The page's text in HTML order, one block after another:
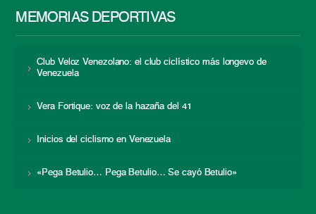
MEMORIAS DEPORTIVAS
Club Veloz Venezolano: el club ciclístico más longevo de
Venezuela
Vera Fortique: voz de la hazaña del 41
Inicios del ciclismo en Venezuela
«Pega Betulio… Pega Betulio… Se cayó Betulio»